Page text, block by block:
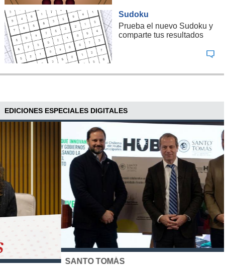
Sudoku
Prueba el nuevo Sudoku y
comparte tus resultados
EDICIONES ESPECIALES DIGITALES
SANTO TOMÁS